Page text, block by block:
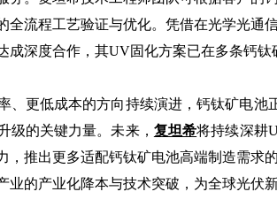
全流程工艺验证与优化。凭借在光学光
成深度合作，其UV固化方案已在多条钙
更低成本的方向持续演进，钙钛矿电池
级的关键力量。未来， 复坦希将持续深耕
，推出更多适配钙钛矿电池高端制造需
业的产业化降本与技术突破，为全球光伏